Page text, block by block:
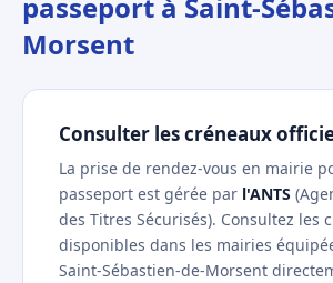
Morsent
Consulter les créneaux
La prise de rendez-vous en mairie
passeport est gérée par l'ANTS
des Titres Sécurisés). Consultez les
disponibles dans les mairies
Saint-Sébastien-de-Morsent